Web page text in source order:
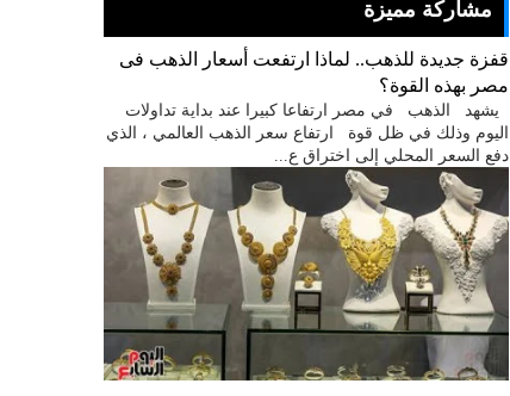
مشاركة مميزة
قفزة جديدة للذهب.. لماذا ارتفعت أسعار الذهب فى
مصر بهذه القوة؟
يشهد الذهب في مصر ارتفاعا كبيرا عند بداية تداولات
اليوم وذلك في ظل قوة ارتفاع سعر الذهب العالمي ، الذي
دفع السعر المحلي إلى اختراق ع...